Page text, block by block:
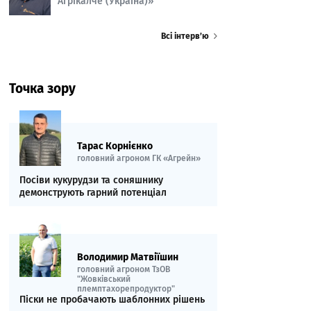
Всі інтерв’ю
Точка зору
Тарас Корнієнко
головний агроном ГК «Агрейн»
Посіви кукурудзи та соняшнику
демонструють гарний потенціал
Володимир Матвіїшин
головний агроном ТзОВ
"Жовківський
племптахорепродуктор"
Піски не пробачають шаблонних рішень